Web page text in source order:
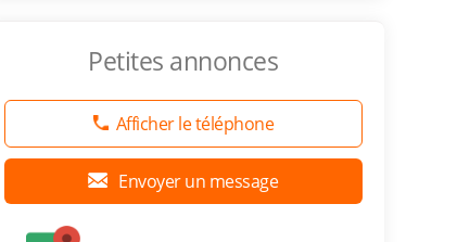
Petites annonces
Afficher le téléphone
Envoyer un message